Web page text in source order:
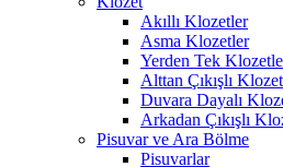
Akıllı Klozetler
Asma Klozetler
Yerden Tek
Alttan Çıkışlı
Duvara Dayalı
Arkadan Çıkışlı
Pisuvar ve Ara Bölme
Pisuvarlar